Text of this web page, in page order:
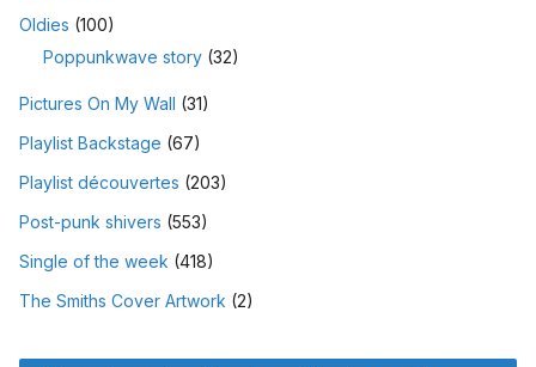
Oldies (100)
Poppunkwave story (32)
Pictures On My Wall (31)
Playlist Backstage (67)
Playlist découvertes (203)
Post-punk shivers (553)
Single of the week (418)
The Smiths Cover Artwork (2)